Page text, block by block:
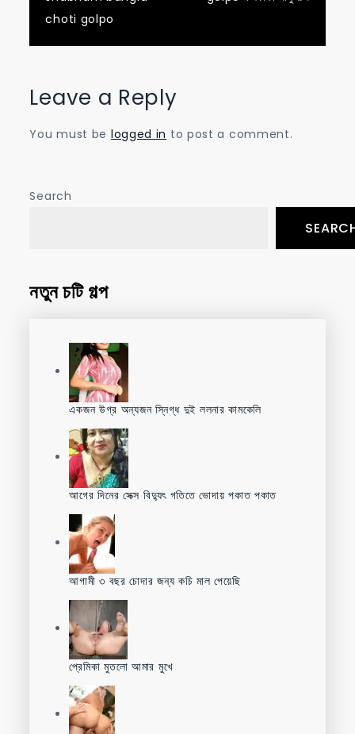
navigation
choti golpo
Leave a Reply
You must be logged in to post a comment.
Search
নতুন চটি গল্প
একজন উগ্র অন্যজন স্নিগ্ধ দুই ললনার কামকেলি
আগের দিনের সেক্স বিদ্যুৎ গতিতে ভোদায় পকাত পকাত
আগামী ৩ বছর চোদার জন্য কচি মাল পেয়েছি
প্রেমিকা মুতলো আমার মুখে